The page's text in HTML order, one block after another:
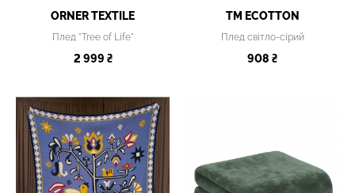
ORNER TEXTILE
Плед "Tree of Life"
2 999 ₴
TM ECOTTON
Плед світло-сірий
908 ₴